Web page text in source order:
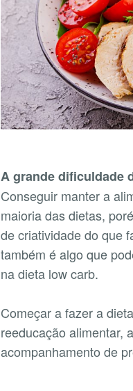
A grande dificuldade
Conseguir manter a
maioria das dietas,
de criatividade do que
também é algo que
na dieta low carb.
Começar a fazer a
reeducação alimentar,
acompanhamento de